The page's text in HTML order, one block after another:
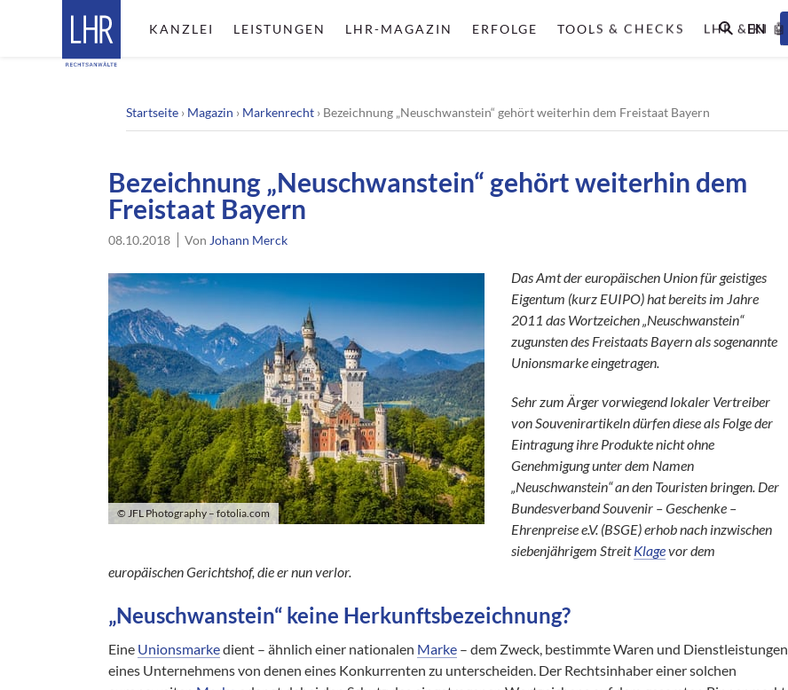
KANZLEI LEISTUNGEN LHR-MAGAZIN ERFOLGE TOOLS & CHECKS LHR & KI 🤖
EN
Startseite › Magazin › Markenrecht › Bezeichnung „Neuschwanstein“ gehört weiterhin dem Freistaat Bayern
Bezeichnung „Neuschwanstein“ gehört weiterhin dem
Freistaat Bayern
08.10.2018 Von Johann Merck
© JFL Photography – fotolia.com
Das Amt der europäischen Union für geistiges
Eigentum (kurz EUIPO) hat bereits im Jahre
2011 das Wortzeichen „Neuschwanstein“
zugunsten des Freistaats Bayern als sogenannte
Unionsmarke eingetragen.
Sehr zum Ärger vorwiegend lokaler Vertreiber
von Souvenirartikeln dürfen diese als Folge der
Eintragung ihre Produkte nicht ohne
Genehmigung unter dem Namen
„Neuschwanstein“ an den Touristen bringen. Der
Bundesverband Souvenir – Geschenke –
Ehrenpreise e.V. (BSGE) erhob nach inzwischen
siebenjährigem StreitKlagevor dem
europäischen Gerichtshof, die er nun verlor.
„Neuschwanstein“ keine Herkunftsbezeichnung?
Eine Unionsmarkedient – ähnlich einer nationalen Marke – dem Zweck, bestimmte Waren und Dienstleistungen
eines Unternehmens von denen eines Konkurrenten zu unterscheiden. Der Rechtsinhaber einer solchen